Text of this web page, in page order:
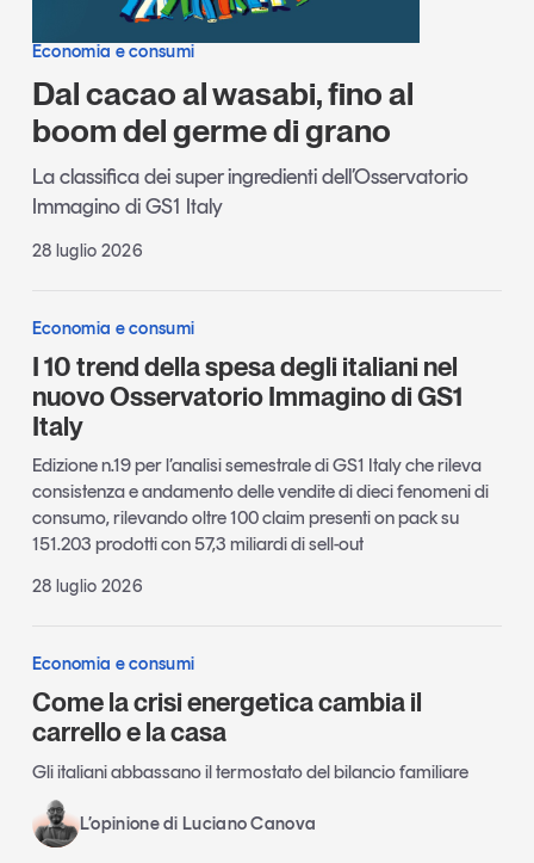
Economia e consumi
Dal cacao al wasabi, fino al
boom del germe di grano
La classifica dei super ingredienti dell’Osservatorio
Immagino di GS1 Italy
28 luglio 2026
Economia e consumi
I 10 trend della spesa degli italiani nel
nuovo Osservatorio Immagino di GS1
Italy
Edizione n.19 per l’analisi semestrale di GS1 Italy che rileva
consistenza e andamento delle vendite di dieci fenomeni di
consumo, rilevando oltre 100 claim presenti on pack su
151.203 prodotti con 57,3 miliardi di sell-out
28 luglio 2026
Economia e consumi
Come la crisi energetica cambia il
carrello e la casa
Gli italiani abbassano il termostato del bilancio familiare
L’opinione di Luciano Canova